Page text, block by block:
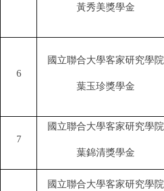
黃秀美獎學金
6
國立聯合大學客家研究學院
葉玉珍獎學金
7
國立聯合大學客家研究學院
葉錦清獎學金
國立聯合大學客家研究學院